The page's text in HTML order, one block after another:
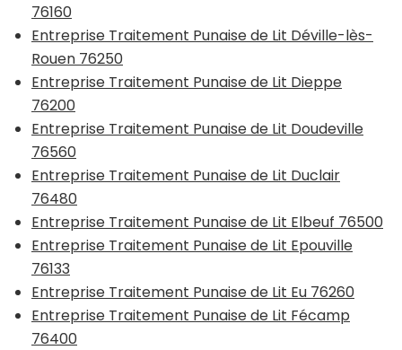
76160
Entreprise Traitement Punaise de Lit Déville-lès-
Rouen 76250
Entreprise Traitement Punaise de Lit Dieppe
76200
Entreprise Traitement Punaise de Lit Doudeville
76560
Entreprise Traitement Punaise de Lit Duclair
76480
Entreprise Traitement Punaise de Lit Elbeuf 76500
Entreprise Traitement Punaise de Lit Epouville
76133
Entreprise Traitement Punaise de Lit Eu 76260
Entreprise Traitement Punaise de Lit Fécamp
76400